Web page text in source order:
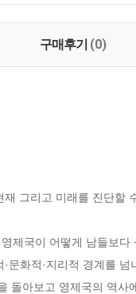
구매후기 (0)
그리고 미래를 진단할
제국이 어떻게 남들보
문화적·지리적 경계를
돌아보고 영제국의 역사